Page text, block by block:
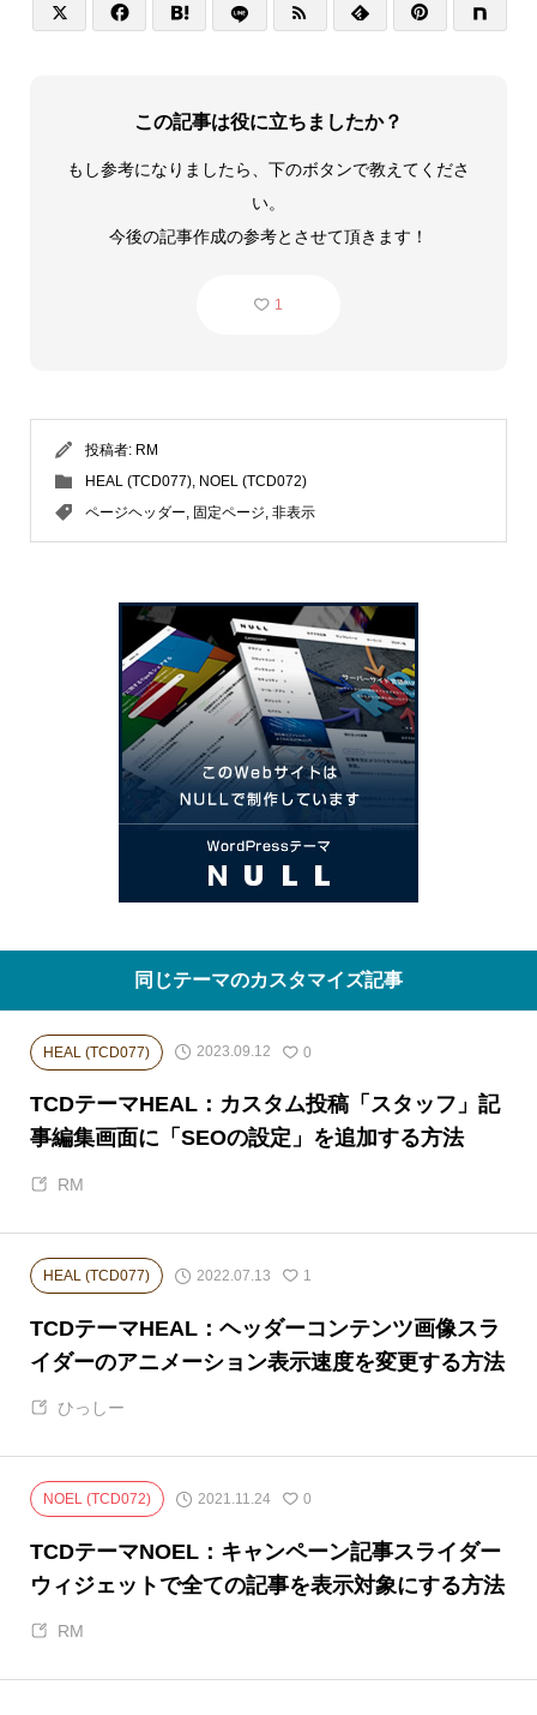
     
この記事は役に立ちましたか？
もし参考になりましたら、下のボタンで教えてくださ
い。
今後の記事作成の参考とさせて頂きます！
1
投稿者: RM
HEAL (TCD077), NOEL (TCD072)
ページヘッダー, 固定ページ, 非表示
同じテーマのカスタマイズ記事
HEAL (TCD077) 2023.09.12 0
TCDテーマHEAL：カスタム投稿「スタッフ」記
事編集画面に「SEOの設定」を追加する方法
RM
HEAL (TCD077) 2022.07.13 1
TCDテーマHEAL：ヘッダーコンテンツ画像スラ
イダーのアニメーション表示速度を変更する方法
ひっしー
NOEL (TCD072) 2021.11.24 0
TCDテーマNOEL：キャンペーン記事スライダー
ウィジェットで全ての記事を表示対象にする方法
RM